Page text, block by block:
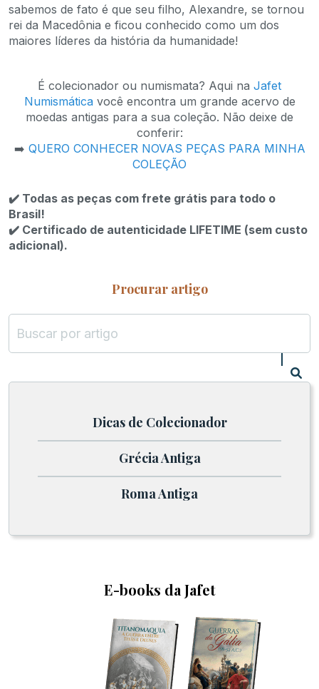
sabemos de fato é que seu filho, Alexandre, se tornou
rei da Macedônia e ficou conhecido como um dos
maiores líderes da história da humanidade!
É colecionador ou numismata? Aqui na Jafet
Numismáticavocê encontra um grande acervo de
moedas antigas para a sua coleção. Não deixe de
conferir:
➡️ QUERO CONHECER NOVAS PEÇAS PARA MINHA
COLEÇÃO
✔ ️ Todas as peças com frete grátis para todo o
Brasil!
✔ ️ Certificado de autenticidade LIFETIME (sem custo
adicional).
Procurar artigo
Dicas de Colecionador
Grécia Antiga
Roma Antiga
E-books da Jafet